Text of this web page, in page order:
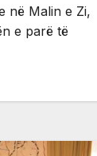
në Malin e Zi,
e parë të